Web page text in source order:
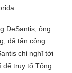
DeSantis, ông
đã tấn công
chỉ nghĩ tới
để truy tố Tổng